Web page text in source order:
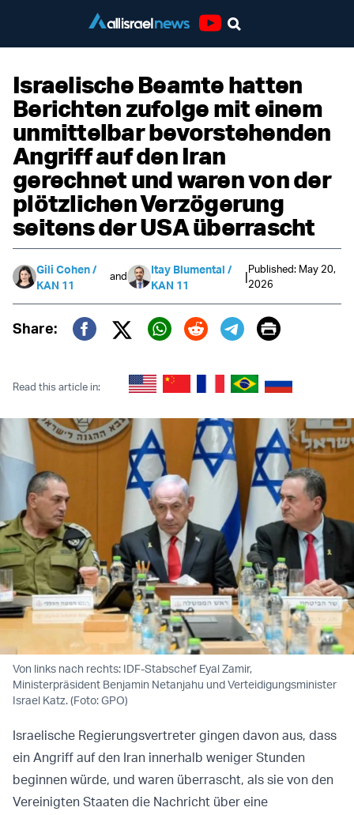
Israelische Beamte hatten
Berichten zufolge mit einem
unmittelbar bevorstehenden
Angriff auf den Iran
gerechnet und waren von der
plötzlichen Verzögerung
seitens der USA überrascht
Gili Cohen /
KAN 11
and
Itay Blumental /
KAN 11
|Published: May 20,
2026
Share:
Twitter (X)
Print
Read this article in:
Von links nach rechts: IDF-Stabschef Eyal Zamir,
Ministerpräsident Benjamin Netanjahu und Verteidigungsminister
Israel Katz. (Foto: GPO)
Israelische Regierungsvertreter gingen davon aus, dass
ein Angriff auf den Iran innerhalb weniger Stunden
beginnen würde, und waren überrascht, als sie von den
Vereinigten Staaten die Nachricht über eine